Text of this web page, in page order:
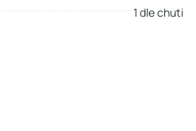
1 dle chuti